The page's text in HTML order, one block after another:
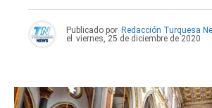
Publicado por Redacción Turquesa
el viernes, 25 de diciembre de 2020